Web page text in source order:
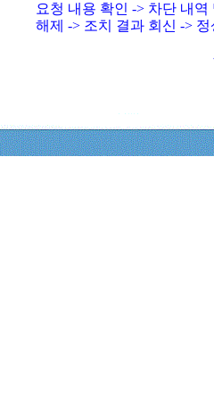
요청 내용 확인 -> 차단 내
해제 -> 조치 결과 회신 ->